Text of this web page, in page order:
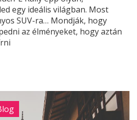
egy ideális világban. Most
SUV-ra… Mondják, hogy
az élményeket, hogy aztán